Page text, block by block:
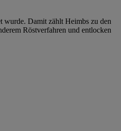
wurde. Damit zählt Heimbs zu den
Röstverfahren und entlocken